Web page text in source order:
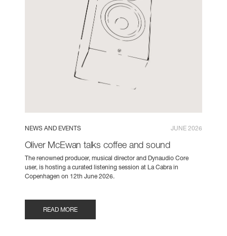
NEWS AND EVENTS JUNE 2026
Oliver McEwan talks coffee and sound
The renowned producer, musical director and Dynaudio Core
user, is hosting a curated listening session at La Cabra in
Copenhagen on 12th June 2026.
READ MORE